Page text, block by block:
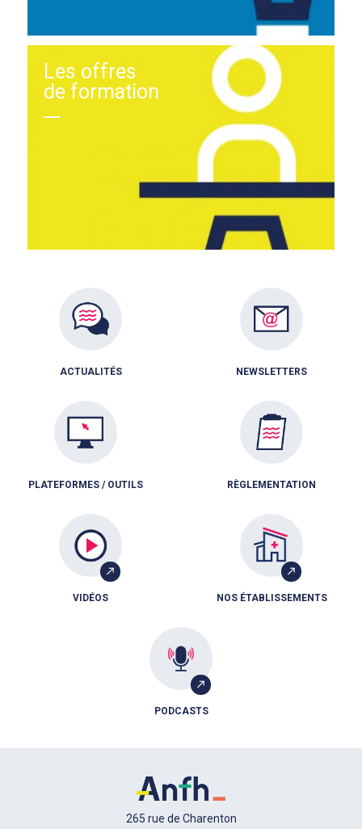
Les offres
de formation
ACTUALITÉS NEWSLETTERS
PLATEFORMES / OUTILS RÈGLEMENTATION
VIDÉOS NOS ÉTABLISSEMENTS
PODCASTS
265 rue de Charenton